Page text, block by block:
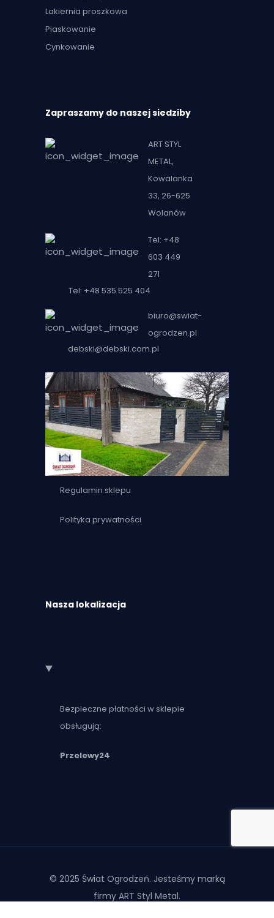
Lakiernia proszkowa
Piaskowanie
Cynkowanie
Zapraszamy do naszej siedziby
ART STYL
METAL,
Kowalanka
33, 26-625
Wolanów
Tel: +48
603 449
271
Tel: +48 535 525 404
biuro@swiat-
ogrodzen.pl
debski@debski.com.pl
Regulamin sklepu
Polityka prywatności
Nasza lokalizacja
Bezpieczne płatności w sklepie
obsługują:
Przelewy24
© 2025 Świat Ogrodzeń. Jesteśmy marką
firmy ART Styl Metal.